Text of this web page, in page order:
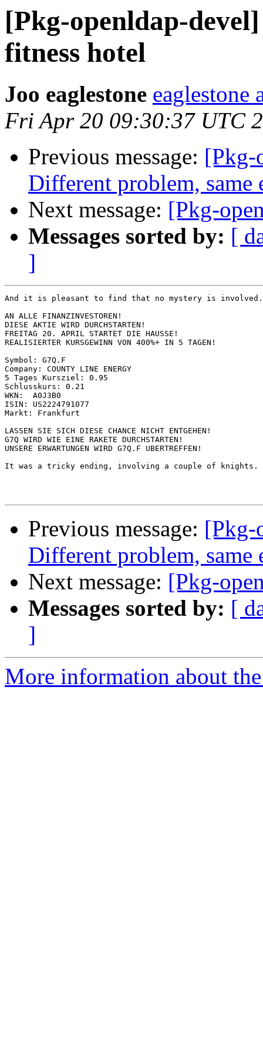
[Pkg-openldap-
fitness hotel
Joo eaglestone eaglestone
Fri Apr 20 09:30:37 UTC
Previous message: [Pkg-
Different problem, same
Next message: [Pkg-
Messages sorted by: [
]
And it is pleasant to find that no mystery is involved.
AN ALLE FINANZINVESTOREN!
DIESE AKTIE WIRD DURCHSTARTEN!
FREITAG 20. APRIL STARTET DIE HAUSSE!
REALISIERTER KURSGEWINN VON 400%+ IN 5 TAGEN!
Symbol: G7Q.F
Company: COUNTY LINE ENERGY
5 Tages Kursziel: 0.95
Schlusskurs: 0.21
WKN:  A0J3B0
ISIN: US2224791077
Markt: Frankfurt
LASSEN SIE SICH DIESE CHANCE NICHT ENTGEHEN!
G7Q WIRD WIE EINE RAKETE DURCHSTARTEN!
UNSERE ERWARTUNGEN WIRD G7Q.F UBERTREFFEN!
It was a tricky ending, involving a couple of knights.
Previous message: [Pkg-
Different problem, same
Next message: [Pkg-
Messages sorted by: [
]
More information about